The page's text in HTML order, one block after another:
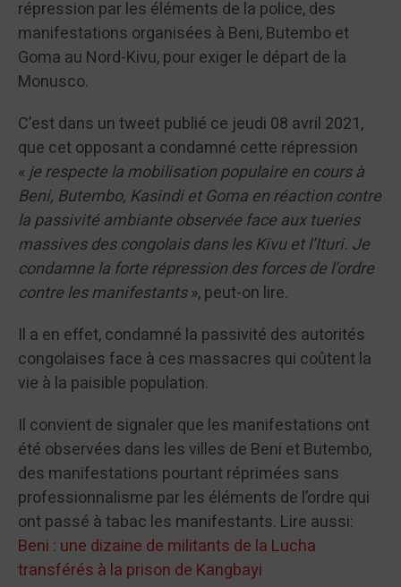
répression par les éléments de la police, des
manifestations organisées à Beni, Butembo et
Goma au Nord-Kivu, pour exiger le départ de la
Monusco.
C’est dans un tweet publié ce jeudi 08 avril 2021,
que cet opposant a condamné cette répression
« je respecte la mobilisation populaire en cours à
Beni, Butembo, Kasindi et Goma en réaction contre
la passivité ambiante observée face aux tueries
massives des congolais dans les Kivu et l’Ituri. Je
condamne la forte répression des forces de l’ordre
contre les manifestants», peut-on lire.
Il a en effet, condamné la passivité des autorités
congolaises face à ces massacres qui coûtent la
vie à la paisible population.
Il convient de signaler que les manifestations ont
été observées dans les villes de Beni et Butembo,
des manifestations pourtant réprimées sans
professionnalisme par les éléments de l’ordre qui
ont passé à tabac les manifestants. Lire aussi:
Beni : une dizaine de militants de la Lucha
transférés à la prison de Kangbayi